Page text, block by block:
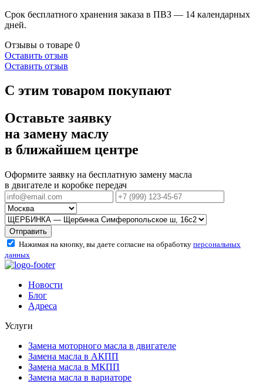
Срок бесплатного хранения заказа в ПВЗ — 14 календарных
дней.
Отзывы о товаре 0
Оставить отзыв
Оставить отзыв
С этим товаром покупают
Оставьте заявку
на замену маслу
в ближайшем центре
Оформите заявку на бесплатную замену масла
в двигателе и коробке передач
Отправить
Нажимая на кнопку, вы даете согласие на обработку персональных
данных
Новости
Блог
Адреса
Услуги
Замена моторного масла в двигателе
Замена масла в АКПП
Замена масла в МКПП
Замена масла в вариаторе